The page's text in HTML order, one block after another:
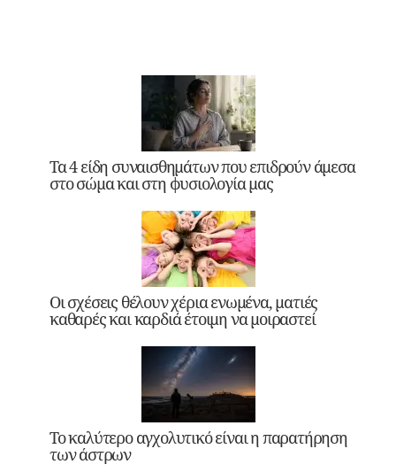
Τα 4 είδη συναισθημάτων που επιδρούν άμεσα
στο σώμα και στη φυσιολογία μας
Οι σχέσεις θέλουν χέρια ενωμένα, ματιές
καθαρές και καρδιά έτοιμη να μοιραστεί
Το καλύτερο αγχολυτικό είναι η παρατήρηση
των άστρων